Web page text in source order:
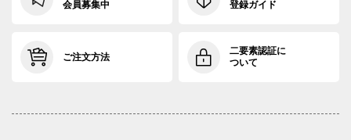
会員募集中
登録ガイド
ご注文方法
二要素認証に
ついて